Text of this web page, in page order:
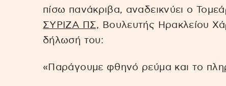
πίσω πανάκριβα, αναδεικνύει ο
ΣΥΡΙΖΑ ΠΣ, Βουλευτής Ηρακλείου
δήλωσή του:
«Παράγουμε φθηνό ρεύμα και το